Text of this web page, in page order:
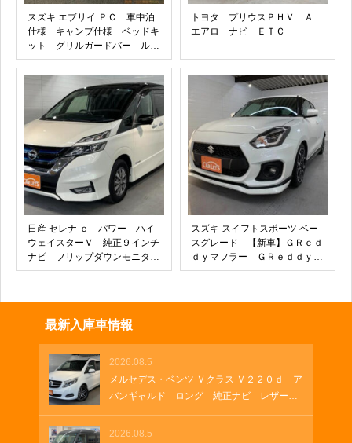
スズキ エブリイ ＰＣ 車中泊
仕様 キャンプ仕様 ベッドキ
ット グリルガードバー ルー
フラック ジオランダータイ
ヤ 電格ミラー キーレス ス
ズキセーフティサポート フル
フラット アウトドア 軽バン
トヨタ プリウスＰＨＶ Ａ
エアロ ナビ ＥＴＣ
日産 セレナ ｅ－パワー ハイ
ウェイスターＶ 純正９インチ
ナビ フリップダウンモニタ
ー ナビ連動前後ドラレコ ア
Ｃ シートヒーター ＵＳＢソ
アルミホイール 電動パーキン
グ ブルーレイ
スズキ スイフトスポーツ ベー
スグレード 【新車】ＧＲｅｄ
ｄｙマフラー ＧＲｅｄｄｙフ
ロントスカート ＧＲｅｄｄｙ
ラ ＥＴＣ 純正アルミホイー
フティサポート
最新入庫車情報
2026.08.5
メルセデス・ベンツ Ｖクラス Ｖ２２０ｄ ア
バンギャルド ロング 純正ナビ レザーシ
ート 両側パワースライド 電動シート ブ
ルメスターサウンド フルセグＴＶ 純正１
2026.08.5